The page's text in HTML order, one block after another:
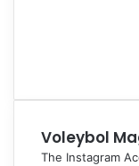
Voleybol
The Instagram